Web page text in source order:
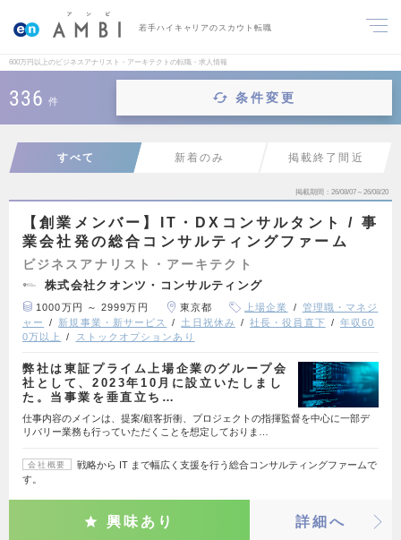
若手ハイキャリアのスカウト転職
600万円以上のビジネスアナリスト・アーキテクトの転職・求人情報
336 件 条件変更
すべて 新着のみ 掲載終了間近
掲載期間 26/08/07～26/08/20
【創業メンバー】IT・DXコンサルタント / 事
業会社発の総合コンサルティングファーム
ビジネスアナリスト・アーキテクト
株式会社クオンツ・コンサルティング
1000万円 ～ 2999万円 東京都 上場企業
管理職・マネジ
ャー
新規事業・新サービス 土日祝休み 社長・役員直下
年収60
0万以上
ストックオプションあり
弊社は東証プライム上場企業のグループ会
社として、2023年10月に設立いたしまし
た。当事業を垂直立ち…
仕事内容のメインは、提案/顧客折衝、プロジェクトの指揮監督を中心に一部デ
リバリー業務も行っていただくことを想定しておりま…
会社概要
戦略から IT まで幅広く支援を行う総合コンサルティングファームで
す。
興味あり 詳細へ